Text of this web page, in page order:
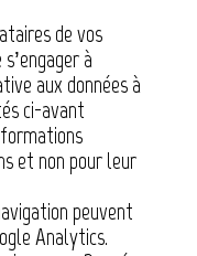
de vos
à
aux données à
ci-avant
et non pour leur
peuvent
Analytics.